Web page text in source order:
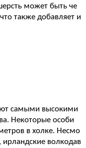
может быть че
также добавляет и
самыми высокими
Некоторые особи
в холке. Несмо
волкодав